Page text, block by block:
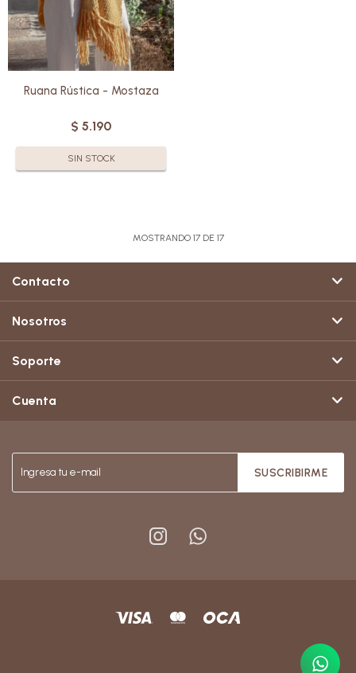
Ruana Rústica - Mostaza
$ 5.190
SIN STOCK
MOSTRANDO 17DE 17
SUSCRIBIRME
 
Contacto
Nosotros
Soporte
Cuenta